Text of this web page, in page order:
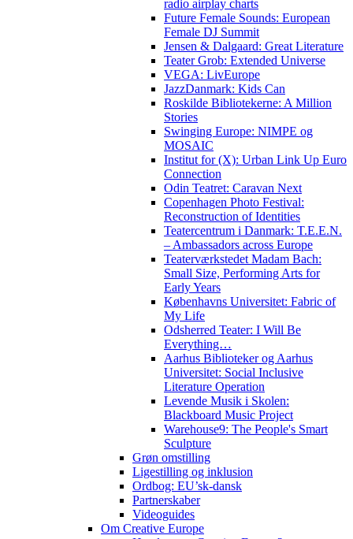
radio airplay charts
Future Female Sounds: European
Female DJ Summit
Jensen & Dalgaard: Great Literature
Teater Grob: Extended Universe
VEGA: LivEurope
JazzDanmark: Kids Can
Roskilde Bibliotekerne: A Million
Stories
Swinging Europe: NIMPE og
MOSAIC
Institut for (X): Urban Link Up Euro
Connection
Odin Teatret: Caravan Next
Copenhagen Photo Festival:
Reconstruction of Identities
Teatercentrum i Danmark: T.E.E.N.
– Ambassadors across Europe
Teaterværkstedet Madam Bach:
Small Size, Performing Arts for
Early Years
Københavns Universitet: Fabric of
My Life
Odsherred Teater: I Will Be
Everything…
Aarhus Biblioteker og Aarhus
Universitet: Social Inclusive
Literature Operation
Levende Musik i Skolen:
Blackboard Music Project
Warehouse9: The People's Smart
Sculpture
Grøn omstilling
Ligestilling og inklusion
Ordbog: EU’sk-dansk
Partnerskaber
Videoguides
Om Creative Europe